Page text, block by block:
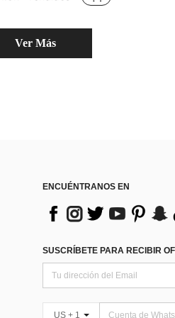
Ver Más
ENCUÉNTRANOS EN
SUSCRÍBETE PARA RECIBIR
US + 1